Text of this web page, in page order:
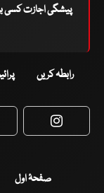
پیشگی اجازت کسی
رابطہ کریں
صفحۂ اول